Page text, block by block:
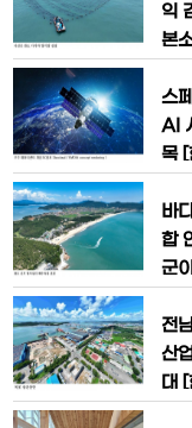
‘K-
립
내
벌
업’
익
본
되
서
블
도
함
스
AI
목 [
닌
데
받
주
한
바
합
군
도
재
지
전
산
대